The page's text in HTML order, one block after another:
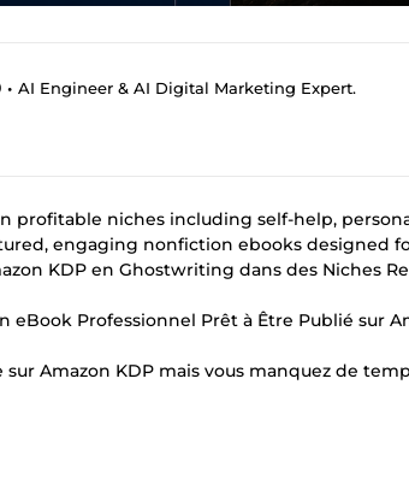
• AI Engineer & AI Digital Marketing Expert.
profitable niches including self-help,
engaging nonfiction ebooks designed
KDP en Ghostwriting dans des Niches
eBook Professionnel Prêt à Être Publié sur
Amazon KDP mais vous manquez de